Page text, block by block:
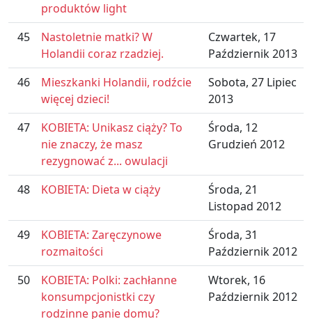
produktów light
45
Nastoletnie matki? W
Holandii coraz rzadziej.
Czwartek, 17
Październik 2013
46
Mieszkanki Holandii, rodźcie
więcej dzieci!
Sobota, 27 Lipiec
2013
47
KOBIETA: Unikasz ciąży? To
nie znaczy, że masz
rezygnować z... owulacji
Środa, 12
Grudzień 2012
48 KOBIETA: Dieta w ciąży
Środa, 21
Listopad 2012
49
KOBIETA: Zaręczynowe
rozmaitości
Środa, 31
Październik 2012
50
KOBIETA: Polki: zachłanne
konsumpcjonistki czy
rodzinne panie domu?
Wtorek, 16
Październik 2012